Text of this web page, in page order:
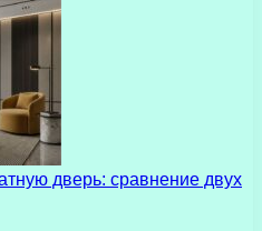
дверь: сравнение двух